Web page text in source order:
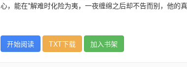
心，能在*解难时化险为夷，一夜缠绵之后却不告而别，他的
开始阅读 TXT下载 加入书架